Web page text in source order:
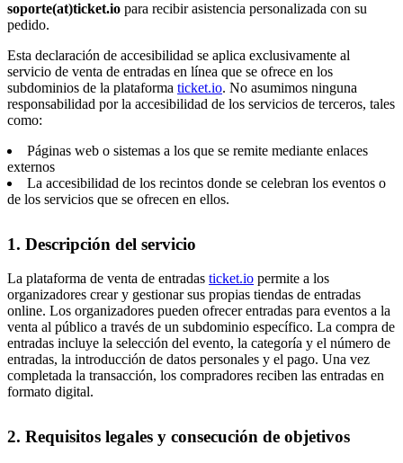
soporte(at)ticket.io para recibir asistencia personalizada con su
pedido.
Esta declaración de accesibilidad se aplica exclusivamente al
servicio de venta de entradas en línea que se ofrece en los
subdominios de la plataforma ticket.io. No asumimos ninguna
responsabilidad por la accesibilidad de los servicios de terceros, tales
como:
Páginas web o sistemas a los que se remite mediante enlaces
externos
La accesibilidad de los recintos donde se celebran los eventos o
de los servicios que se ofrecen en ellos.
1. Descripción del servicio
La plataforma de venta de entradas ticket.io permite a los
organizadores crear y gestionar sus propias tiendas de entradas
online. Los organizadores pueden ofrecer entradas para eventos a la
venta al público a través de un subdominio específico. La compra de
entradas incluye la selección del evento, la categoría y el número de
entradas, la introducción de datos personales y el pago. Una vez
completada la transacción, los compradores reciben las entradas en
formato digital.
2. Requisitos legales y consecución de objetivos